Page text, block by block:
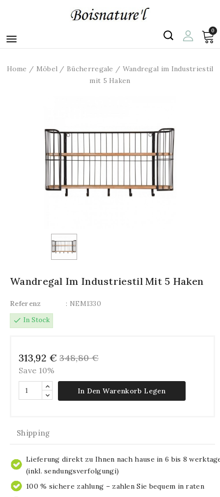

0
Home Möbel Bücherregale
Wandregal im Industriestil
mit 5 Haken
Wandregal Im Industriestil Mit 5 Haken
Referenz
: NEM1330
check In Stock
313,92 € 348,80 €
Save 10%
In Den Warenkorb Legen
Shipping
Lieferung direkt zu Ihnen nach hause in 6 bis 8
(inkl. sendungsverfolgungi)
100 % sichere zahlung – zahlen Sie bequem in raten